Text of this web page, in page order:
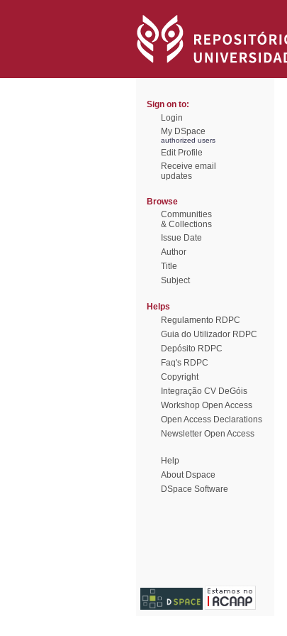
Sign on to:
Login
My DSpace
authorized users
Edit Profile
Receive email
updates
Browse
Communities
& Collections
Issue Date
Author
Title
Subject
Helps
Regulamento RDPC
Guia do Utilizador RDPC
Depósito RDPC
Faq's RDPC
Copyright
Integração CV DeGóis
Workshop Open Access
Open Access Declarations
Newsletter Open Access
Help
About Dspace
DSpace Software